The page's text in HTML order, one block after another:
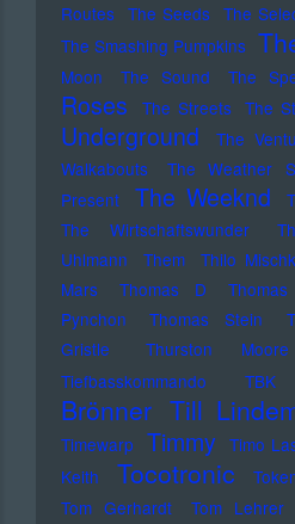
Routes The Seeds The
The Smashing Pumpkins
Moon
The Sound The
Roses
The Streets The
Underground
The
Walkabouts
The Weather
Present
The Weeknd
The Wirtschaftswunder
Uhlmann
Them Thilo
Mars
Thomas D
Pynchon
Thomas Stein
Gristle
Thurston Moore
Tiefbasskommando TBK
Brönner Till
Timewarp Timmy Timo
Keith
Tocotronic
Tom Gerhardt Tom Lehrer